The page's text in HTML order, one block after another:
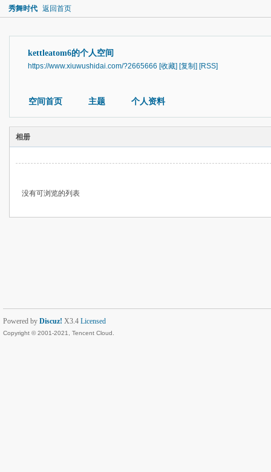
秀舞时代 返回首页
kettleatom6的个人空间
https://www.xiuwushidai.com/?2665666 [收藏] [复制] [RSS]
空间首页 主题 个人资料
相册
没有可浏览的列表
Powered by Discuz! X3.4 Licensed
Copyright © 2001-2021, Tencent Cloud.